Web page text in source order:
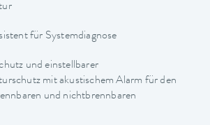
für Systemdiagnose
und einstellbarer
mit akustischem Alarm für den
und nichtbrennbaren